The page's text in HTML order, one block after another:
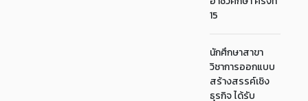
15
นักศึกษาสาขา
วิชาการออกแบบ
สร้างสรรค์เชิง
ธุรกิจ ได้รับ